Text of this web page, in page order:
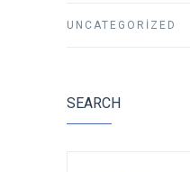
UNCATEGORIZED
SEARCH